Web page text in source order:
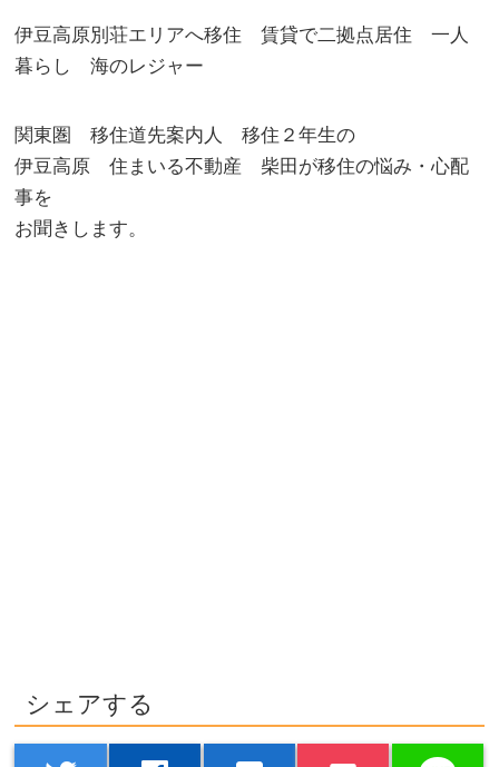
伊豆高原別荘エリアへ移住 賃貸で二拠点居住 一人
暮らし 海のレジャー
関東圏 移住道先案内人 移住２年生の
伊豆高原 住まいる不動産 柴田が移住の悩み・心配
事を
お聞きします。
シェアする